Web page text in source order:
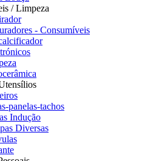
/ Limpeza
- Consumíveis
panelas-tachos
Indução
Diversas